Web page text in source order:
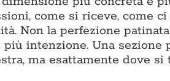
come si riceve, come
Non la perfezione
intenzione. Una sezione
ma esattamente dove